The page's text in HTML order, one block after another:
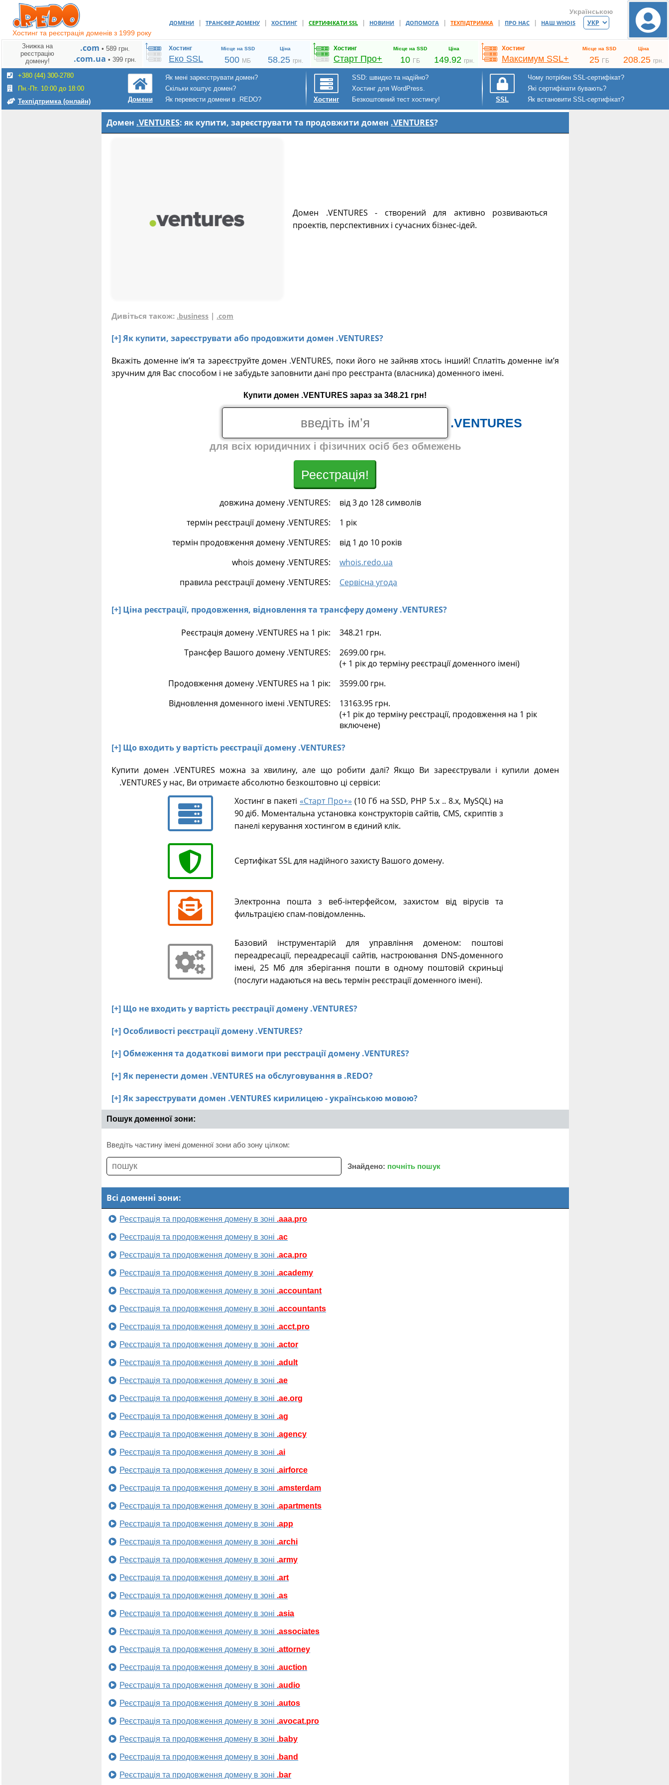
Хостинг та реєстрація доменів з 1999 року
ДОМЕНИ | ТРАНСФЕР ДОМЕНУ | ХОСТИНГ | СЕРТИФІКАТИ SSL | НОВИНИ | ДОПОМОГА | ТЕХПІДТРИМКА | ПРО НАС | НАШ WHOIS
Українською
Знижка на
реєстрацію
домену!
.com • 589 грн.
.com.ua • 399 грн.
Хостинг
Еко SSL
Місце на SSD Ціна
500 МБ 58.25 грн.
Хостинг
Старт Про+
Місце на SSD Ціна
10 ГБ 149.92 грн.
Хостинг
Максимум SSL+
Місце на SSD Ціна
25 ГБ 208.25 грн.
+380 (44) 300-2780
Пн.-Пт. 10:00 до 18:00
Техпідтримка (онлайн)
Домени
Як мені зареєструвати домен?
Скільки коштує домен?
Як перевести домени в .REDO?
Хостинг
SSD: швидко та надійно?
Хостинг для WordPress.
Безкоштовний тест хостингу!
SSL
Чому потрібен SSL-сертифікат?
Які сертифікати бувають?
Як встановити SSL-сертифікат?
Домен .VENTURES: як купити, зареєструвати та продовжити домен .VENTURES?
Домен .VENTURES - створений для активно розвиваються
проектів, перспективних і сучасних бізнес-ідей.
Дивіться також: .business | .com
[+] Як купити, зареєструвати або продовжити домен .VENTURES?
Вкажіть доменне ім’я та зареєструйте домен .VENTURES, поки його не зайняв хтось інший! Сплатіть доменне ім’я
зручним для Вас способом і не забудьте заповнити дані про реєстранта (власника) доменного імені.
Купити домен .VENTURES зараз за 348.21 грн!
.VENTURES
для всіх юридичних і фізичних осіб без обмежень
Реєстрація!
довжина домену .VENTURES:
від 3 до 128 символів
термін реєстрації домену .VENTURES:
1 рік
термін продовження домену .VENTURES:
від 1 до 10 років
whois домену .VENTURES:
whois.redo.ua
правила реєстрації домену .VENTURES:
Сервісна угода
[+] Ціна реєстрації, продовження, відновлення та трансферу домену .VENTURES?
Реєстрація домену .VENTURES на 1 рік:
348.21 грн.
Трансфер Вашого домену .VENTURES:
2699.00 грн.
(+ 1 рік до терміну реєстрації доменного імені)
Продовження домену .VENTURES на 1 рік:
3599.00 грн.
Відновлення доменного імені .VENTURES:
13163.95 грн.
(+1 рік до терміну реєстрації, продовження на 1 рік
включене)
[+] Що входить у вартість реєстрації домену .VENTURES?
Купити домен .VENTURES можна за хвилину, але що робити далі? Якщо Ви зареєстрували і купили домен
.VENTURES у нас, Ви отримаєте абсолютно безкоштовно ці сервіси:
Хостинг в пакеті «Старт Про+» (10 Гб на SSD, PHP 5.х .. 8.х, MySQL) на
90 діб. Моментальна установка конструкторів сайтів, CMS, скриптів з
панелі керування хостингом в єдиний клік.
Сертифікат SSL для надійного захисту Вашого домену.
Электронна пошта з веб-інтерфейсом, захистом від вірусів та
фильтрацією спам-повідомленнь.
Базовий інструментарій для управління доменом: поштові
переадресації, переадресації сайтів, настроювання DNS-доменного
імені, 25 Мб для зберігання пошти в одному поштовій скриньці
(послуги надаються на весь термін реєстрації доменного імені).
[+] Що не входить у вартість реєстрації домену .VENTURES?
[+] Особливості реєстрації домену .VENTURES?
[+] Обмеження та додаткові вимоги при реєстрації домену .VENTURES?
[+] Як перенести домен .VENTURES на обслуговування в .REDO?
[+] Як зареєструвати домен .VENTURES кирилицею - українською мовою?
Пошук доменної зони:
Введіть частину імені доменної зони або зону цілком:
Знайдено: почніть пошук
Всі доменні зони:
Реєстрація та продовження домену в зоні .aaa.pro
Реєстрація та продовження домену в зоні .ac
Реєстрація та продовження домену в зоні .aca.pro
Реєстрація та продовження домену в зоні .academy
Реєстрація та продовження домену в зоні .accountant
Реєстрація та продовження домену в зоні .accountants
Реєстрація та продовження домену в зоні .acct.pro
Реєстрація та продовження домену в зоні .actor
Реєстрація та продовження домену в зоні .adult
Реєстрація та продовження домену в зоні .ae
Реєстрація та продовження домену в зоні .ae.org
Реєстрація та продовження домену в зоні .ag
Реєстрація та продовження домену в зоні .agency
Реєстрація та продовження домену в зоні .ai
Реєстрація та продовження домену в зоні .airforce
Реєстрація та продовження домену в зоні .amsterdam
Реєстрація та продовження домену в зоні .apartments
Реєстрація та продовження домену в зоні .app
Реєстрація та продовження домену в зоні .archi
Реєстрація та продовження домену в зоні .army
Реєстрація та продовження домену в зоні .art
Реєстрація та продовження домену в зоні .as
Реєстрація та продовження домену в зоні .asia
Реєстрація та продовження домену в зоні .associates
Реєстрація та продовження домену в зоні .attorney
Реєстрація та продовження домену в зоні .auction
Реєстрація та продовження домену в зоні .audio
Реєстрація та продовження домену в зоні .autos
Реєстрація та продовження домену в зоні .avocat.pro
Реєстрація та продовження домену в зоні .baby
Реєстрація та продовження домену в зоні .band
Реєстрація та продовження домену в зоні .bar